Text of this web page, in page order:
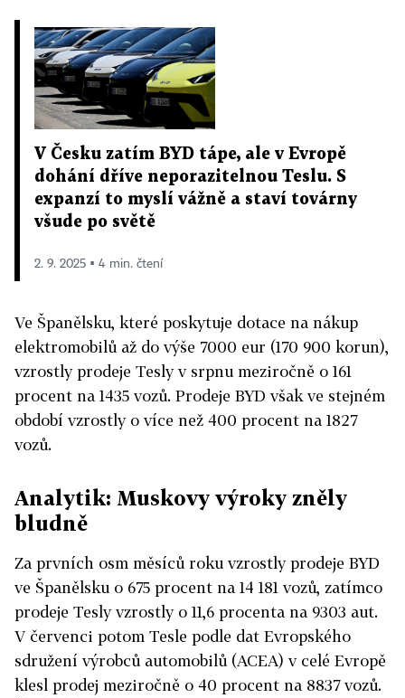
V Česku zatím BYD tápe, ale v Evropě
dohání dříve neporazitelnou Teslu. S
expanzí to myslí vážně a staví továrny
všude po světě
2. 9. 2025 ▪ 4 min. čtení
Ve Španělsku, které poskytuje dotace na nákup
elektromobilů až do výše 7000 eur (170 900 korun),
vzrostly prodeje Tesly v srpnu meziročně o 161
procent na 1435 vozů. Prodeje BYD však ve stejném
období vzrostly o více než 400 procent na 1827
vozů.
Analytik: Muskovy výroky zněly
bludně
Za prvních osm měsíců roku vzrostly prodeje BYD
ve Španělsku o 675 procent na 14 181 vozů, zatímco
prodeje Tesly vzrostly o 11,6 procenta na 9303 aut.
V červenci potom Tesle podle dat Evropského
sdružení výrobců automobilů (ACEA) v celé Evropě
klesl prodej meziročně o 40 procent na 8837 vozů.